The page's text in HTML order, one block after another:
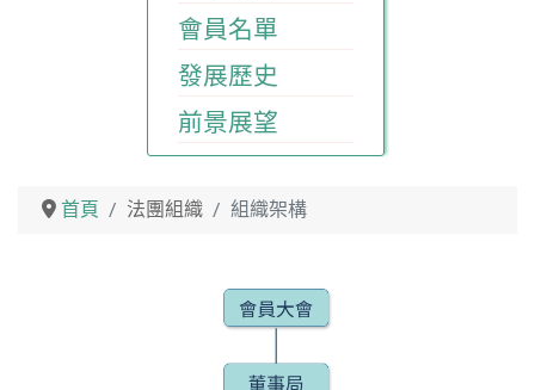
會員名單
發展歷史
前景展望
首頁 法團組織 組織架構